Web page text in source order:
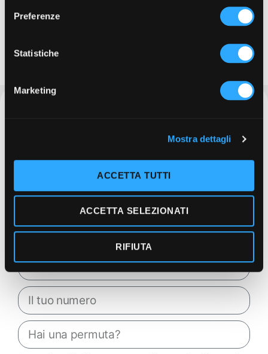
Preferenze
Statistiche
Marketing
Mostra dettagli
ACCETTA TUTTI
ACCETTA SELEZIONATI
RIFIUTA
Una valutazione gratuita
Finanziamento al sicuro
spiacevoli.
Compila il modulo qua sotto per essere contattato il prima possibile da un